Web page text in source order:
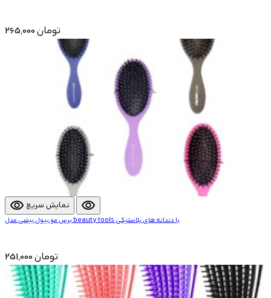
265,000 تومان
visibility نمایش سریع visibility
برس مو بیول بیضی مدل beauty tools با دندانه ‌های پلاستیکی
251,000 تومان